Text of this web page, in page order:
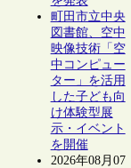
町田市立中央
図書館、空中
映像技術「空
中コンピュー
ター」を活用
した子ども向
け体験型展
示・イベント
を開催
2026年08月07